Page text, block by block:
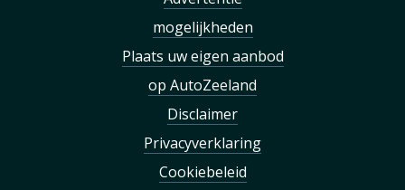
mogelijkheden
Plaats uw eigen aanbod
op AutoZeeland
Disclaimer
Privacyverklaring
Cookiebeleid